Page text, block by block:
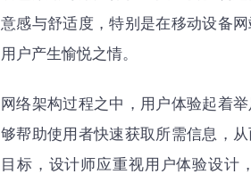
意感与舒适度，特别是在移动设备
用户产生愉悦之情。
网络架构过程之中，用户体验起着
够帮助使用者快速获取所需信息，
目标，设计师应重视用户体验设计